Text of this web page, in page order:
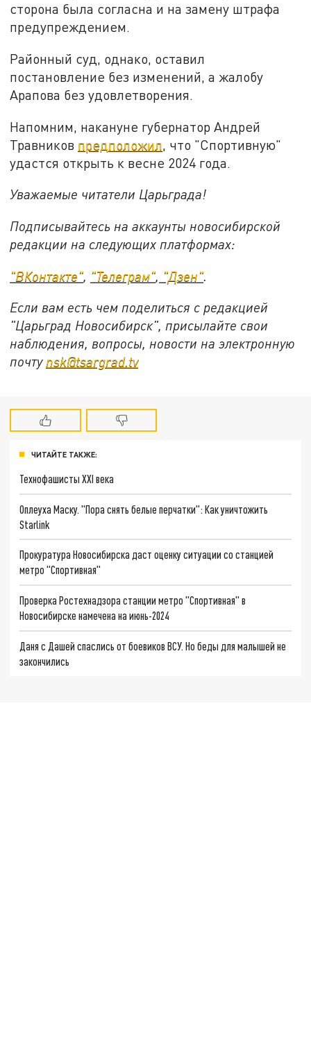
сторона была согласна и на замену штрафа
предупреждением.
Районный суд, однако, оставил
постановление без изменений, а жалобу
Арапова без удовлетворения.
Напомним, накануне губернатор Андрей
Травников предположил , что "Спортивную"
удастся открыть к весне 2024 года.
Уважаемые читатели Царьграда!
Подписывайтесь на аккаунты новосибирской
редакции на следующих платформах:
"ВКонтакте" "Телеграм" "Дзен"
Если вам есть чем поделиться с редакцией
"Царьград Новосибирск", присылайте свои
наблюдения, вопросы, новости на электронную
почту nsk@tsargrad.tv
ЧИТАЙТЕ ТАКЖЕ:
Технофашисты XXI века
Оплеуха Маску. "Пора снять белые перчатки": Как уничтожить
Starlink
Прокуратура Новосибирска даст оценку ситуации со станцией
метро "Спортивная"
Проверка Ростехнадзора станции метро "Спортивная" в
Новосибирске намечена на июнь-2024
Даня с Дашей спаслись от боевиков ВСУ. Но беды для малышей не
закончились